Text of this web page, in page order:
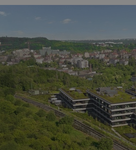
uid
test_cookie
id
cct
_hjSession_170189
Gtest
C
bm2uu
cct
ibbid